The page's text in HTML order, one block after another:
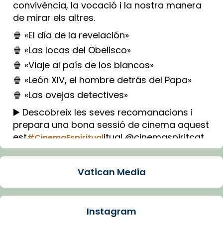
convivència, la vocació i la nostra manera
de mirar els altres.
🍿 «El día de la revelación»
🍿 «Las locas del Obelisco»
🍿 «Viaje al país de los blancos»
🍿 «León XIV, el hombre detrás del Papa»
🍿 «Las ovejas detectives»
▶️ Descobreix les seves recomanacions i
prepara una bona sessió de cinema aquest
est#CinemaEspiritualitual @cinemaspiritcat
Imatge: Generada amb IA (OpenAI)
Arquebisbat de Barcelona
Vatican Media
Instagram